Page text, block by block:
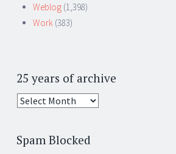
Weblog (1,398)
Work (383)
25 years of archive
25
archive
Spam Blocked